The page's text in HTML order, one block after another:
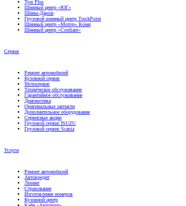
Tyre Plus
Шинный центр «ЮГ»
Шины-Даром
Грузовой шинный центр TruckPoint
Шинный центр «Мотор» Коми
Шинный центр «Cordiant»
Сервис
Ремонт автомобилей
Кузовной сервис
Мотосервис
Техническое обслуживание
Гарантийное обслуживание
Диагностика
Оригинальные запчасти
Дополнительное оборудование
Сервисные акции
Грузовой сервис ISUZU
Грузовой сервис Scania
Услуги
Ремонт автомобилей
Автокредит
Лизинг
Страхование
Изготовление номеров
Кузовной центр